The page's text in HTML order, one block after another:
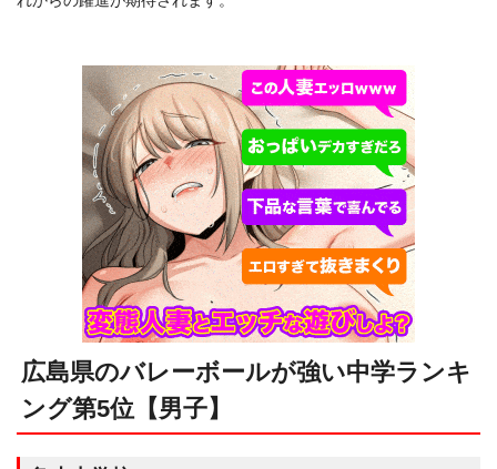
広島県のバレーボールが強い中学ランキ
ング第5位【男子】